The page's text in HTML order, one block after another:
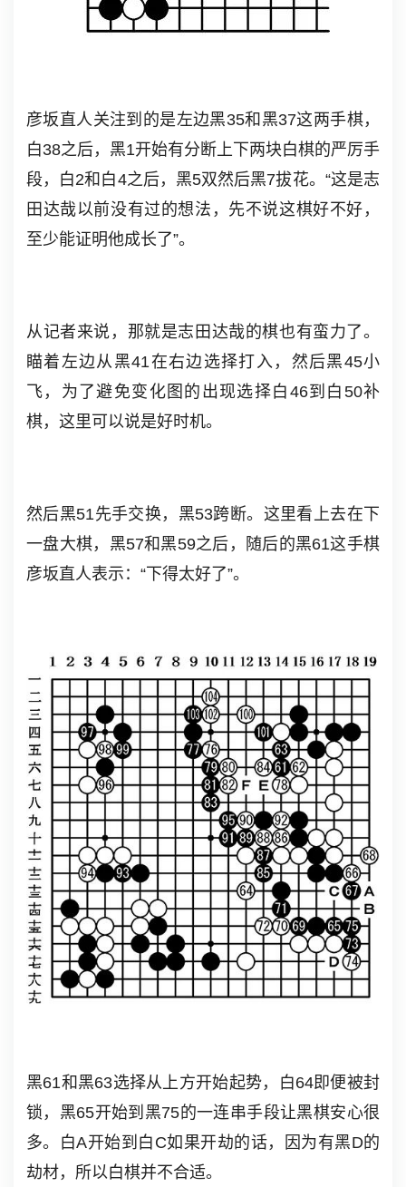
彦坂直人关注到的是左边黑35和黑37这两手棋，
白38之后，黑1开始有分断上下两块白棋的严厉手
段，白2和白4之后，黑5双然后黑7拔花。“这是志
田达哉以前没有过的想法，先不说这棋好不好，
至少能证明他成长了”。
从记者来说，那就是志田达哉的棋也有蛮力了。
瞄着左边从黑41在右边选择打入，然后黑45小
飞，为了避免变化图的出现选择白46到白50补
棋，这里可以说是好时机。
然后黑51先手交换，黑53跨断。这里看上去在下
一盘大棋，黑57和黑59之后，随后的黑61这手棋
彦坂直人表示：“下得太好了”。
黑61和黑63选择从上方开始起势，白64即便被封
锁，黑65开始到黑75的一连串手段让黑棋安心很
多。白A开始到白C如果开劫的话，因为有黑D的
劫材，所以白棋并不合适。